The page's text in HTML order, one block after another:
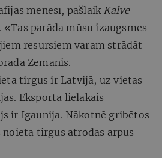
mēnesī, pašlaik Kalve
parāda mūsu izaugsmes
resursiem varam strādāt
Zēmanis.
tirgus ir Latvijā, uz vietas
Eksportā lielākais
ir Igaunija. Nākotnē gribētos
noieta tirgus atrodas ārpus